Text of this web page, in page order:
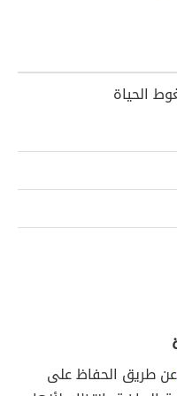
عن طريق الحفاظ على